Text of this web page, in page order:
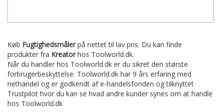
Køb Fugtighedsmålerpå nettet til lav pris. Du kan finde
produkter fra Kreatorhos Toolworld.dk.
Når du handler hos Toolworld.dk er du sikret den største
forbrugerbeskyttelse. Toolworld.dk har 9 års erfaring med
nethandel og er godkendt af e-handelsfonden og tilknyttet
Trustpilot hvor du kan se hvad andre kunder synes om at handle
hos Toolworld.dk